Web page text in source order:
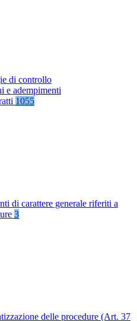
di controllo
e adempimenti
1055
di carattere generale riferiti a
3
delle procedure (Art. 37